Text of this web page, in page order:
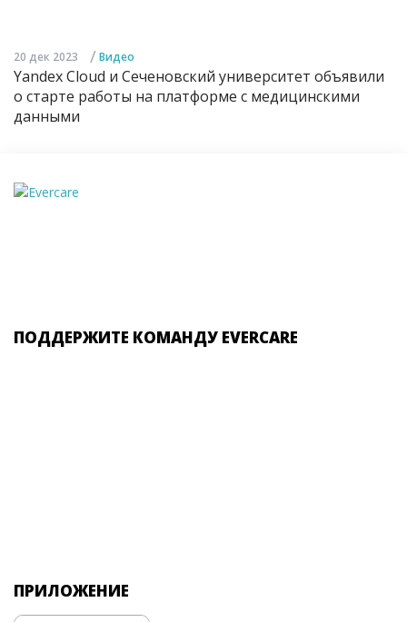
20 дек 2023 / Видео
Yandex Cloud и Сеченовский университет объявили
о старте работы на платформе с медицинскими
данными
ПОДДЕРЖИТЕ КОМАНДУ EVERCARE
ПРИЛОЖЕНИЕ